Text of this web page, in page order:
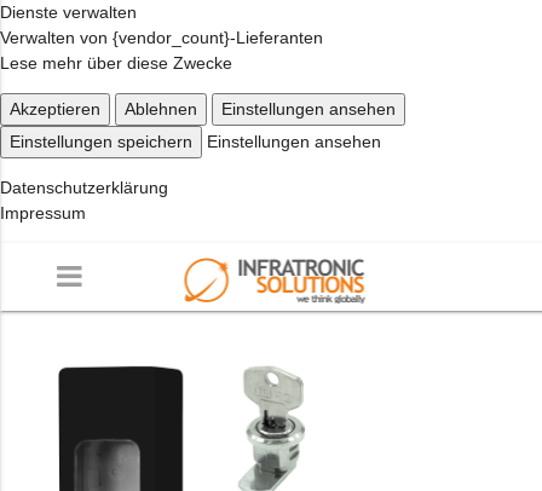
Dienste verwalten
Verwalten von {vendor_count}-Lieferanten
Lese mehr über diese Zwecke
Akzeptieren Ablehnen
Einstellungen ansehen
Einstellungen speichern
Einstellungen ansehen
Datenschutzerklärung
Impressum